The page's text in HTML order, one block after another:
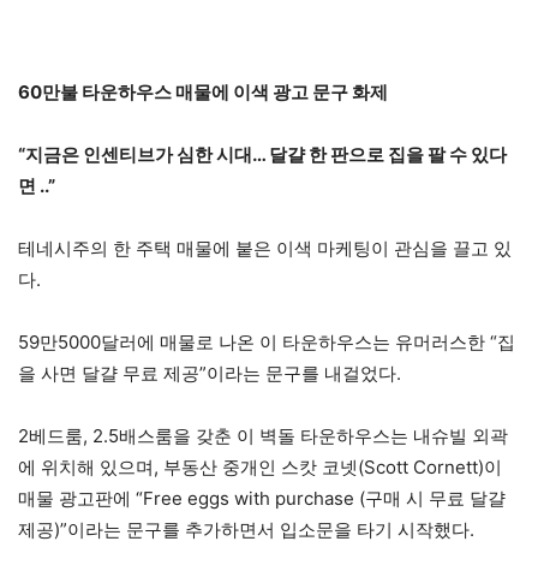
60만불 타운하우스 매물에 이색 광고 문구 화제
“지금은 인센티브가 심한 시대… 달걀 한 판으로 집을 팔 수 있다
면 ..”
테네시주의 한 주택 매물에 붙은 이색 마케팅이 관심을 끌고 있
다.
59만5000달러에 매물로 나온 이 타운하우스는 유머러스한 “집
을 사면 달걀 무료 제공”이라는 문구를 내걸었다.
2베드룸, 2.5배스룸을 갖춘 이 벽돌 타운하우스는 내슈빌 외곽
에 위치해 있으며, 부동산 중개인 스캇 코넷(Scott Cornett)이
매물 광고판에 “Free eggs with purchase (구매 시 무료 달걀
제공)”이라는 문구를 추가하면서 입소문을 타기 시작했다.